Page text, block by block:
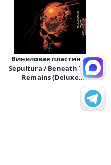
Виниловая пластинка
Sepultura / Beneath The
Remains (Deluxe